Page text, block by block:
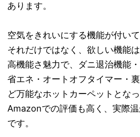
あります。
空気をきれいにする機能が付い
それだけではなく、欲しい機能
高機能さ魅力で、ダニ退治機能
省エネ・オートオフタイマー・
ど万能なホットカーペットとなっ
Amazonでの評価も高く、実際
です。